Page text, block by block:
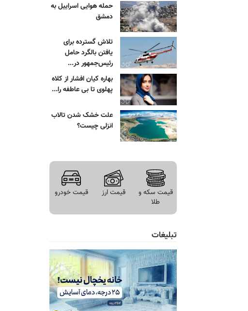
حمله هوایی اسراییل به
دمشق
تلاش گسترده برای
یافتن بالگرد حامل
رئیس‌جمهور در...
بهاره کیان افشار از کلاه
پهلوی تا بی عاطفه را...
علت خشک شدن تالاب
انزلی چیست؟
قیمت سکه و
طلا
قیمت ارز قیمت خودرو
تبلیغات